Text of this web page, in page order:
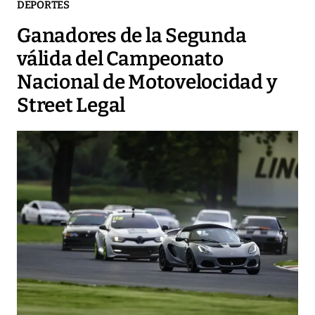
DEPORTES
Ganadores de la Segunda
válida del Campeonato
Nacional de Motovelocidad y
Street Legal